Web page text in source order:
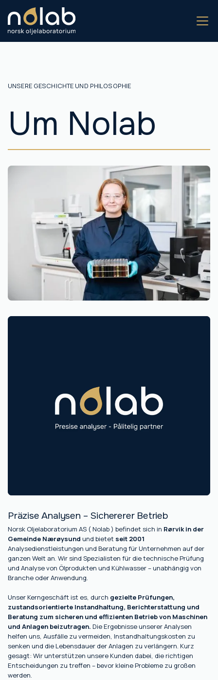
UNSERE GESCHICHTE UND PHILOSOPHIE
Um Nolab
Präzise Analysen – Sichererer Betrieb
Norsk Oljelaboratorium AS ( Nolab ) befindet sich in Rørvik in der
Gemeinde Nærøysund und bietet seit 2001
Analysedienstleistungen und Beratung für Unternehmen auf der
ganzen Welt an. Wir sind Spezialisten für die technische Prüfung
und Analyse von Ölprodukten und Kühlwasser – unabhängig von
Branche oder Anwendung.
Unser Kerngeschäft ist es, durch gezielte Prüfungen,
zustandsorientierte Instandhaltung, Berichterstattung und
Beratung zum sicheren und effizienten Betrieb von Maschinen
und Anlagen beizutragen. Die Ergebnisse unserer Analysen
helfen uns, Ausfälle zu vermeiden, Instandhaltungskosten zu
senken und die Lebensdauer der Anlagen zu verlängern. Kurz
gesagt: Wir unterstützen unsere Kunden dabei, die richtigen
Entscheidungen zu treffen – bevor kleine Probleme zu großen
werden.